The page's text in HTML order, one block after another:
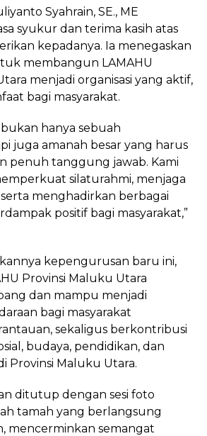
Syahrain, SE., ME
syukur dan terima kasih atas
kepadanya. Ia menegaskan
membangun LAMAHU
menjadi organisasi yang aktif,
bagi masyarakat.
hanya sebuah
juga amanah besar yang harus
penuh tanggung jawab. Kami
silaturahmi, menjaga
menghadirkan berbagai
positif bagi masyarakat,”
kepengurusan baru ini,
Provinsi Maluku Utara
dan mampu menjadi
bagi masyarakat
sekaligus berkontribusi
budaya, pendidikan, dan
Provinsi Maluku Utara.
ditutup dengan sesi foto
tamah yang berlangsung
mencerminkan semangat